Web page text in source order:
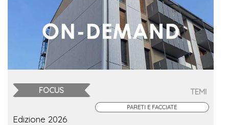
FOCUS TEMI
PARETI E FACCIATE
Edizione 2026